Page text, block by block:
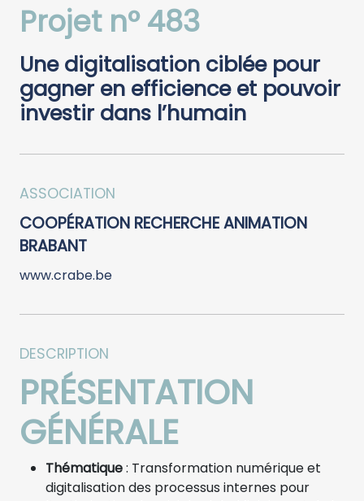
Projet n° 483
Une digitalisation ciblée pour
gagner en efficience et pouvoir
investir dans l’humain
ASSOCIATION
COOPÉRATION RECHERCHE ANIMATION
BRABANT
www.crabe.be
DESCRIPTION
PRÉSENTATION
GÉNÉRALE
Thématique: Transformation numérique et
digitalisation des processus internes pour